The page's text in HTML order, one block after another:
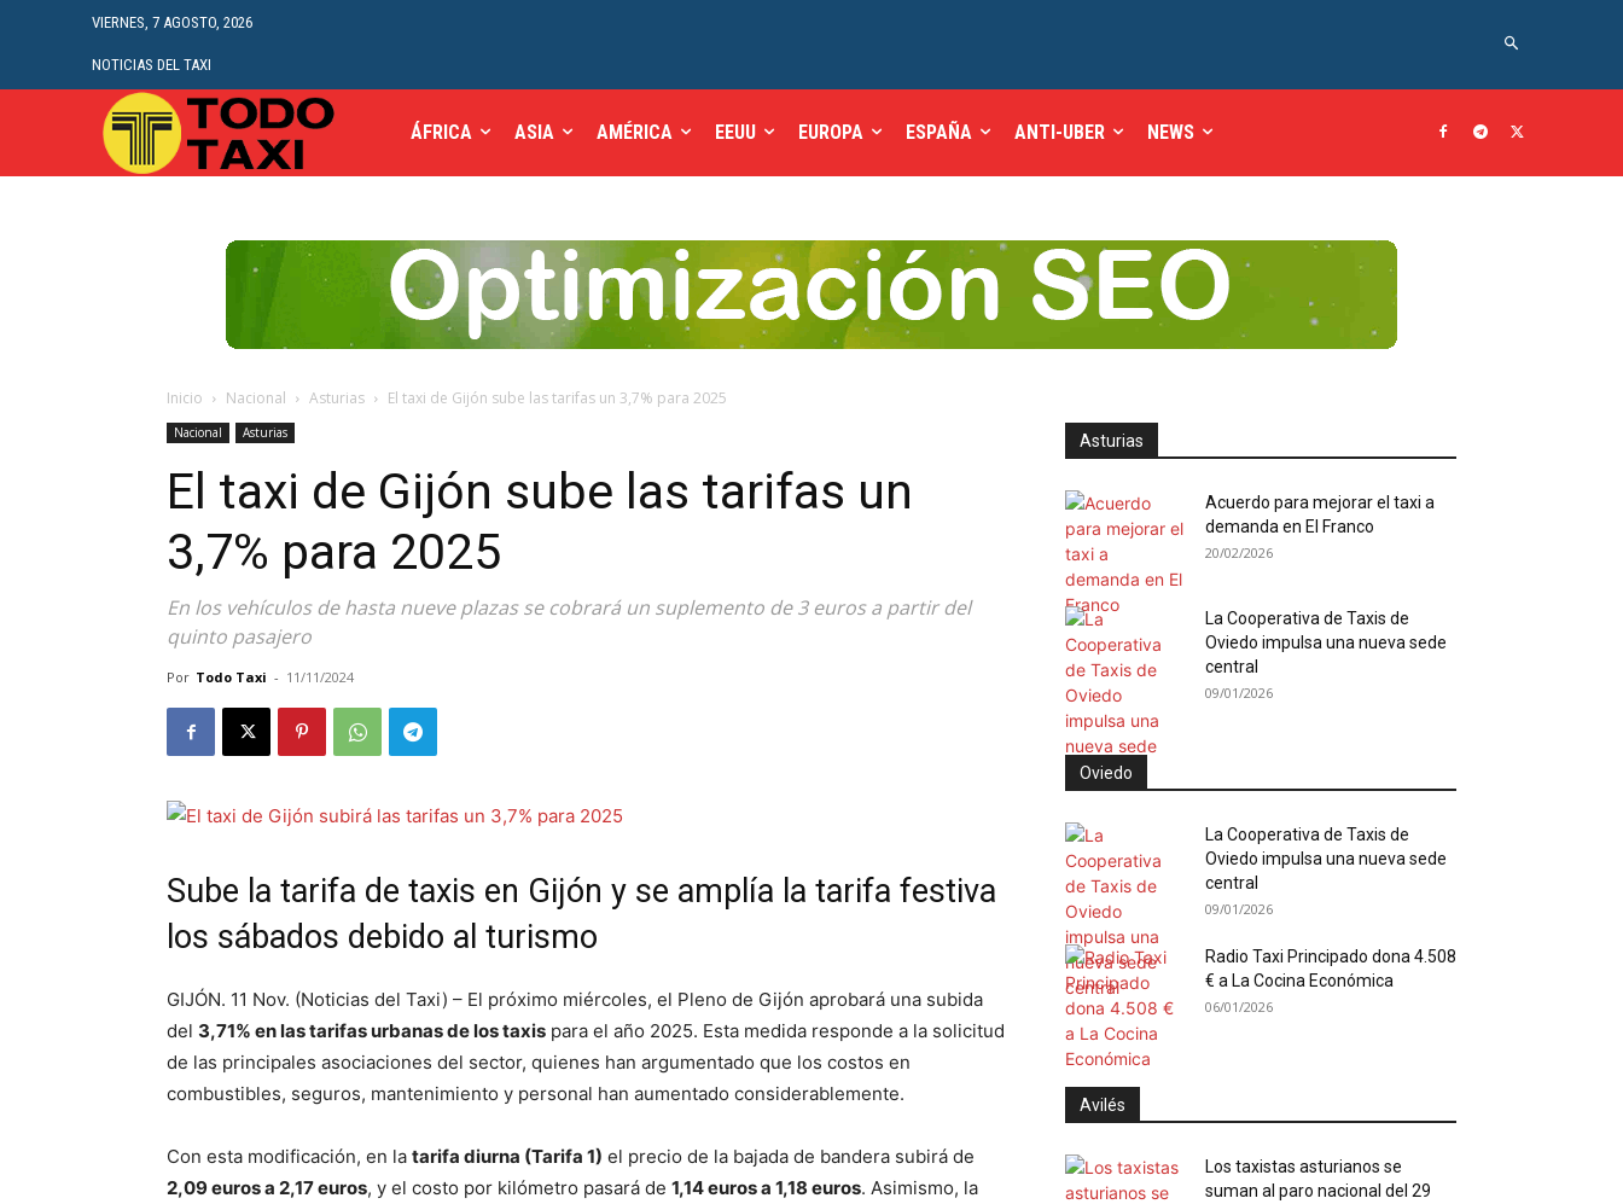
VIERNES, 7 AGOSTO, 2026
NOTICIAS DEL TAXI
ÁFRICA ASIA AMÉRICA EEUU EUROPA ESPAÑA ANTI-UBER NEWS
Inicio Nacional Asturias El taxi de Gijón sube las tarifas un 3,7% para 2025
Nacional Asturias
El taxi de Gijón sube las tarifas un
3,7% para 2025
En los vehículos de hasta nueve plazas se cobrará un suplemento de 3 euros a partir del
quinto pasajero
Por Todo Taxi - 11/11/2024
Sube la tarifa de taxis en Gijón y se amplía la tarifa festiva
los sábados debido al turismo
GIJÓN. 11 Nov. (Noticias del Taxi) – El próximo miércoles, el Pleno de Gijón aprobará una subida
del 3,71% en las tarifas urbanas de los taxis para el año 2025. Esta medida responde a la solicitud
de las principales asociaciones del sector, quienes han argumentado que los costos en
combustibles, seguros, mantenimiento y personal han aumentado considerablemente.
Con esta modificación, en la tarifa diurna (Tarifa 1) el precio de la bajada de bandera subirá de
2,09 euros a 2,17 euros, y el costo por kilómetro pasará de 1,14 euros a 1,18 euros. Asimismo, la
Asturias
Acuerdo para mejorar el taxi a
demanda en El Franco
20/02/2026
La Cooperativa de Taxis de
Oviedo impulsa una nueva sede
central
09/01/2026
Oviedo
La Cooperativa de Taxis de
Oviedo impulsa una nueva sede
central
09/01/2026
Radio Taxi Principado dona 4.508
€ a La Cocina Económica
06/01/2026
Avilés
Los taxistas asturianos se
suman al paro nacional del 29